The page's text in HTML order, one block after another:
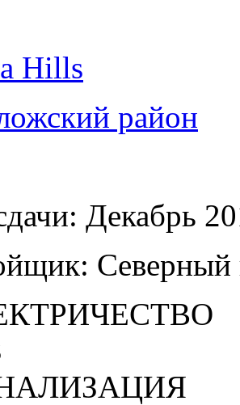
Hills
район
Декабрь
Северный